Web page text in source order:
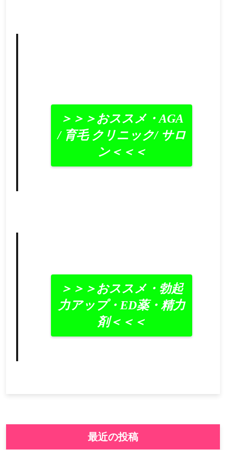
＞＞＞おススメ・AGA
/ 育毛 クリニック/ サロ
ン＜＜＜
＞＞＞おススメ・勃起
力アップ・ED薬・精力
剤＜＜＜
最近の投稿